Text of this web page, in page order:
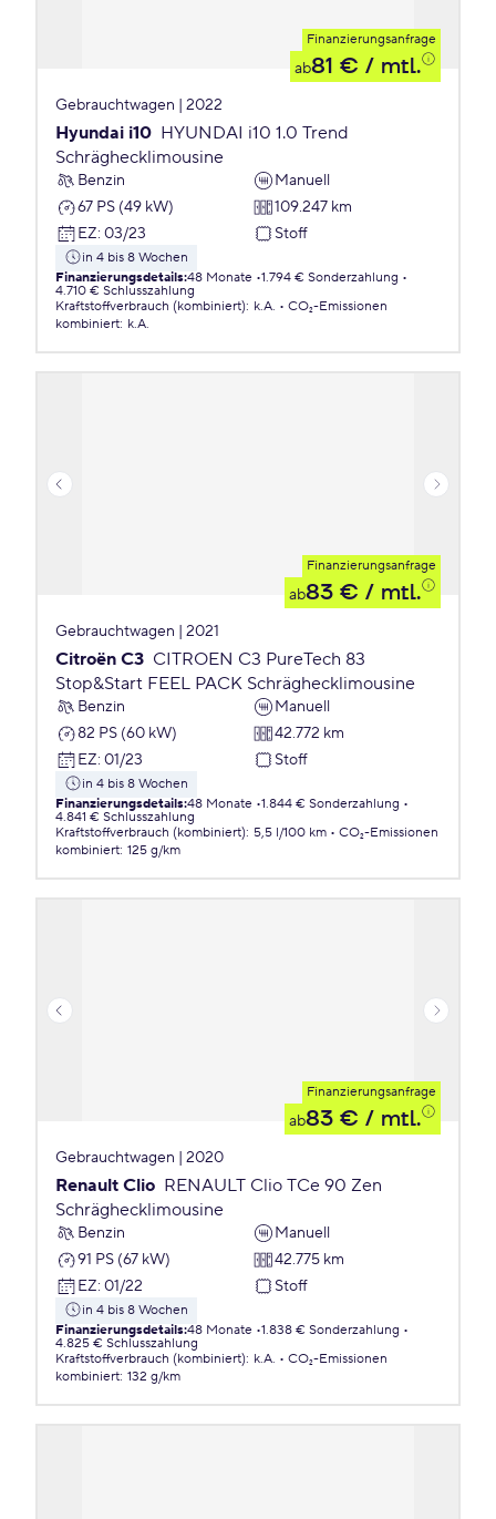
Finanzierungsanfrage
ab81 € / mtl.
Gebrauchtwagen | 2022
Hyundai i10 HYUNDAI i10 1.0 Trend
Schräghecklimousine
Benzin
Manuell
67 PS (49 kW)
109.247 km
EZ: 03/23 Stoff
in 4 bis 8 Wochen
Finanzierungsdetails:48 Monate 1.794 € Sonderzahlung
4.710 € Schlusszahlung
Kraftstoffverbrauch (kombiniert): k.A.
CO₂-Emissionen
kombiniert: k.A.
Finanzierungsanfrage
ab83 € / mtl.
Gebrauchtwagen | 2021
Citroën C3 CITROEN C3 PureTech 83
Stop&Start FEEL PACK Schräghecklimousine
Benzin
Manuell
82 PS (60 kW)
42.772 km
EZ: 01/23 Stoff
in 4 bis 8 Wochen
Finanzierungsdetails:48 Monate 1.844 € Sonderzahlung
4.841 € Schlusszahlung
Kraftstoffverbrauch (kombiniert): 5,5 l/100 km
CO₂-Emissionen
kombiniert: 125 g/km
Finanzierungsanfrage
ab83 € / mtl.
Gebrauchtwagen | 2020
Renault Clio RENAULT Clio TCe 90 Zen
Schräghecklimousine
Benzin
Manuell
91 PS (67 kW)
42.775 km
EZ: 01/22 Stoff
in 4 bis 8 Wochen
Finanzierungsdetails:48 Monate 1.838 € Sonderzahlung
4.825 € Schlusszahlung
Kraftstoffverbrauch (kombiniert): k.A.
CO₂-Emissionen
kombiniert: 132 g/km